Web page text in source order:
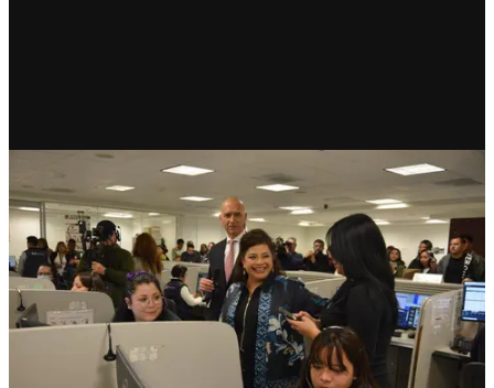
CDMX
911 celebra ocho años
atendiendo emergencias